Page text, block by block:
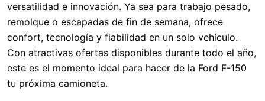
versatilidad e innovación. Ya sea para trabajo pesado,
remolque o escapadas de fin de semana, ofrece
confort, tecnología y fiabilidad en un solo vehículo.
Con atractivas ofertas disponibles durante todo el año,
este es el momento ideal para hacer de la Ford F-150
tu próxima camioneta.